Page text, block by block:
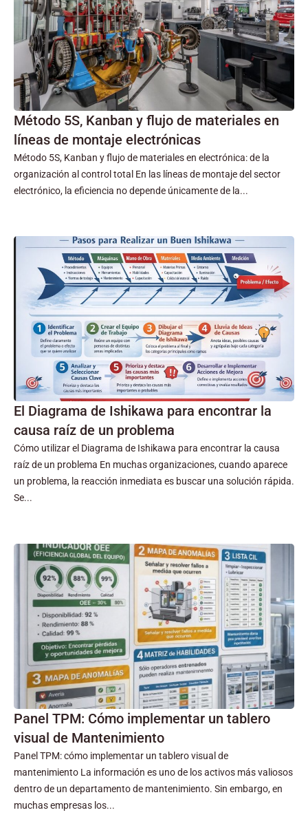
Método 5S, Kanban y flujo de materiales en
líneas de montaje electrónicas
Método 5S, Kanban y flujo de materiales en electrónica: de la
organización al control total En las líneas de montaje del sector
electrónico, la eficiencia no depende únicamente de la...
El Diagrama de Ishikawa para encontrar la
causa raíz de un problema
Cómo utilizar el Diagrama de Ishikawa para encontrar la causa
raíz de un problema En muchas organizaciones, cuando aparece
un problema, la reacción inmediata es buscar una solución rápida.
Se...
Panel TPM: Cómo implementar un tablero
visual de Mantenimiento
Panel TPM: cómo implementar un tablero visual de
mantenimiento La información es uno de los activos más valiosos
dentro de un departamento de mantenimiento. Sin embargo, en
muchas empresas los...